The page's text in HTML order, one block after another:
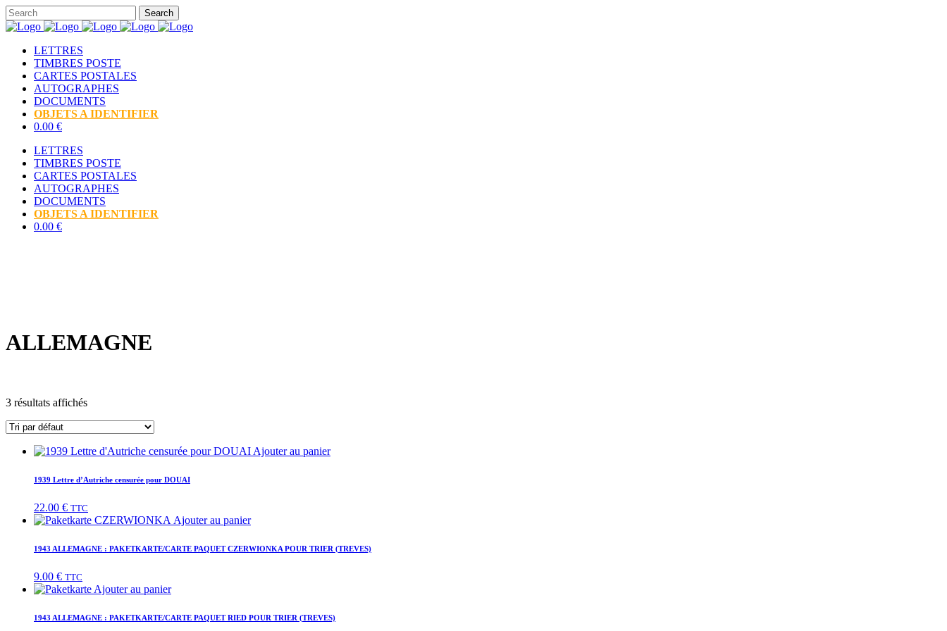
LETTRES
TIMBRES POSTE
CARTES POSTALES
AUTOGRAPHES
DOCUMENTS
OBJETS A IDENTIFIER
0.00 €
LETTRES
TIMBRES POSTE
CARTES POSTALES
AUTOGRAPHES
DOCUMENTS
OBJETS A IDENTIFIER
0.00 €
ALLEMAGNE
3 résultats affichés
Ajouter au panier
1939 Lettre d’Autriche censurée pour DOUAI
22.00 € TTC
Ajouter au panier
1943 ALLEMAGNE : PAKETKARTE/CARTE PAQUET CZERWIONKA POUR TRIER (TREVES)
9.00 € TTC
Ajouter au panier
1943 ALLEMAGNE : PAKETKARTE/CARTE PAQUET RIED POUR TRIER (TREVES)